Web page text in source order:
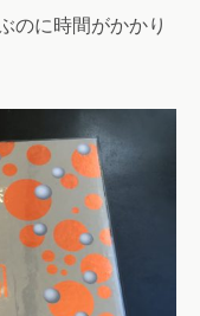
のに時間がかかり